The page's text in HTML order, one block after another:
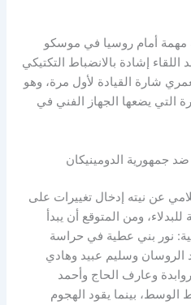
مهمة أمام روسيا في موسكو
إشادة بالانضباط التكتيكي
شارة القيادة لأول مرة، وهو
التي يضعها الجهاز الفني في
جمهورية الدومينيكان
عن نيته إدخال تغييرات على
ومن المتوقع أن يبدأ
نور بني عطية في حراسة
وسليم عبيد وهادي
وعارف الحاج وأحمد
بينما يقود الهجوم